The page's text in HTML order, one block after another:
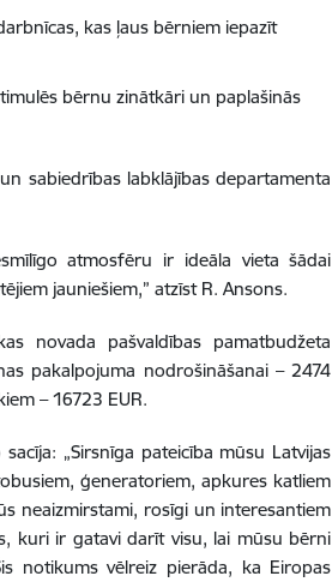
kas ļaus bērniem iepazīt
bērnu zinātkāri un paplašinās
sabiedrības labklājības departamenta
atmosfēru ir ideāla vieta šādai
jauniešiem,” atzīst R. Ansons.
novada pašvaldības pamatbudžeta
pakalpojuma nodrošināšanai – 2474
– 16723 EUR.
„Sirsnīga pateicība mūsu Latvijas
ģeneratoriem, apkures katliem
neaizmirstami, rosīgi un interesantiem
kuri ir gatavi darīt visu, lai mūsu bērni
notikums vēlreiz pierāda, ka Eiropas